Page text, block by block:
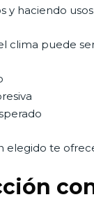
y haciendo
clima puede
elegido te